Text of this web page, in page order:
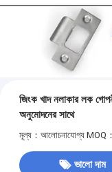
জিংক খাদ নলাকার লক
অনুমোদনের সাথে
মূল্য：আলোচনাযোগ্য MOQ
ভালো দাম